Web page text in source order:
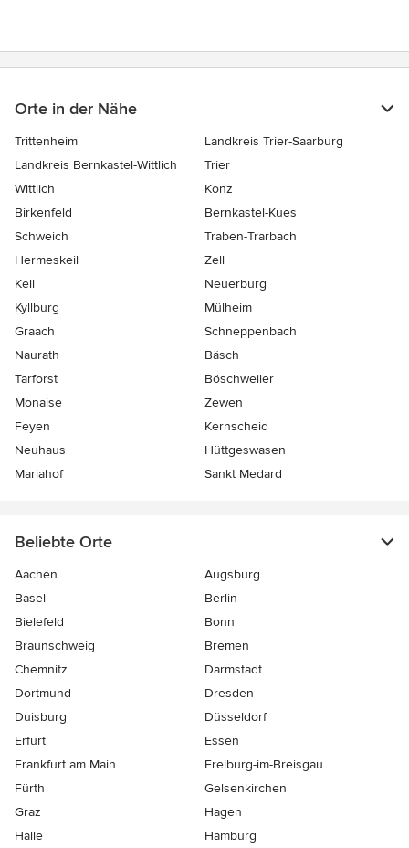
Orte in der Nähe
Trittenheim
Landkreis Trier-Saarburg
Landkreis Bernkastel-Wittlich
Trier
Wittlich
Konz
Birkenfeld
Bernkastel-Kues
Schweich
Traben-Trarbach
Hermeskeil
Zell
Kell
Neuerburg
Kyllburg
Mülheim
Graach
Schneppenbach
Naurath
Bäsch
Tarforst
Böschweiler
Monaise
Zewen
Feyen
Kernscheid
Neuhaus
Hüttgeswasen
Mariahof
Sankt Medard
Beliebte Orte
Aachen
Augsburg
Basel
Berlin
Bielefeld
Bonn
Braunschweig
Bremen
Chemnitz
Darmstadt
Dortmund
Dresden
Duisburg
Düsseldorf
Erfurt
Essen
Frankfurt am Main
Freiburg-im-Breisgau
Fürth
Gelsenkirchen
Graz
Hagen
Halle
Hamburg